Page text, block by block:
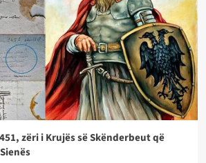
zëri i Krujës së Skënderbeut që